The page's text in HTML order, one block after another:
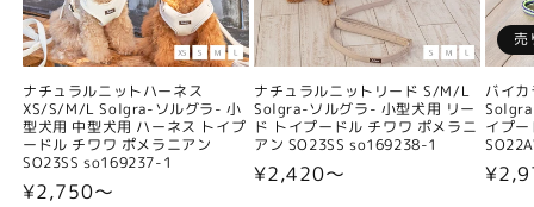
ナチュラルニットハーネス
XS/S/M/L Solgra-ソルグラ- 小
型犬用 中型犬用 ハーネス トイプ
ードル チワワ ポメラニアン
SO23SS so169237-1
通
¥2,750〜
ナチュラルニットリード S/M/L
Solgra-ソルグラ- 小型犬用 リー
ド トイプードル チワワ ポメラニ
アン SO23SS so169238-1
通
¥2,420〜
売
バイ
イプ
通